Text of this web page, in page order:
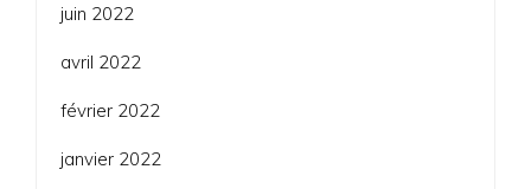
juin 2022
avril 2022
février 2022
janvier 2022